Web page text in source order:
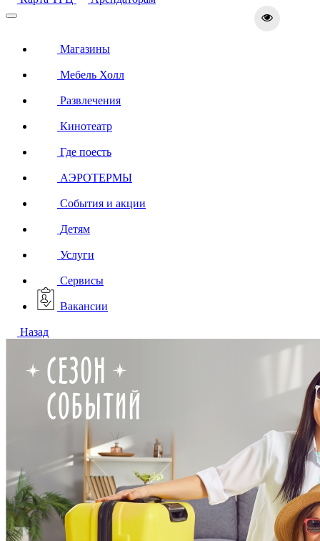
Магазины
Мебель Холл
Развлечения
Кинотеатр
Где поесть
АЭРОТЕРМЫ
События и акции
Детям
Услуги
Сервисы
Вакансии
Назад